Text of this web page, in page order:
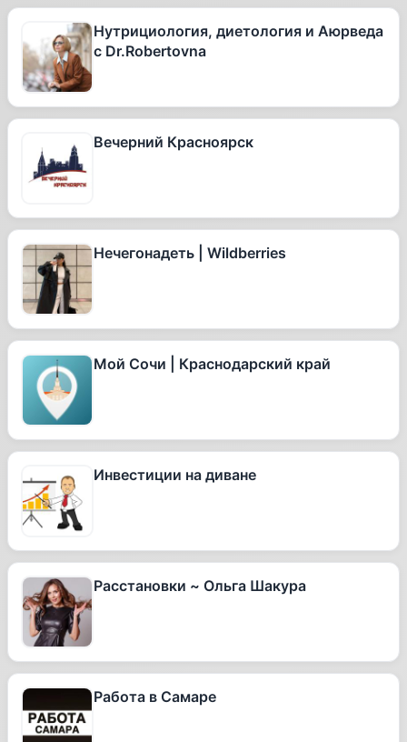
Нутрициология, диетология и Аюрведа
с Dr.Robertovna
Вечерний Красноярск
Нечегонадеть | Wildberries
Мой Сочи | Краснодарский край
Инвестиции на диване
Расстановки ~ Ольга Шакура
Работа в Самаре